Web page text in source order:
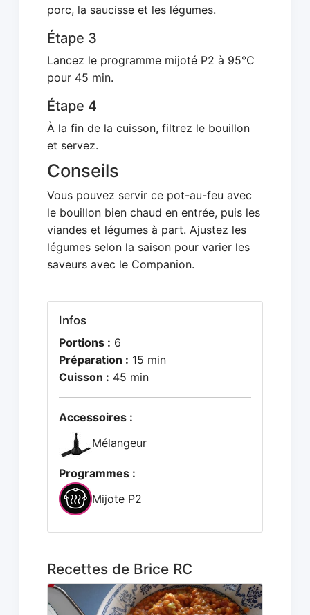
porc, la saucisse et les légumes.
Étape 3
Lancez le programme mijoté P2 à 95°C
pour 45 min.
Étape 4
À la fin de la cuisson, filtrez le bouillon
et servez.
Conseils
Vous pouvez servir ce pot-au-feu avec
le bouillon bien chaud en entrée, puis les
viandes et légumes à part. Ajustez les
légumes selon la saison pour varier les
saveurs avec le Companion.
Infos
Portions : 6
Préparation : 15 min
Cuisson : 45 min
Accessoires :
Mélangeur
Programmes :
Mijote P2
Recettes de Brice RC